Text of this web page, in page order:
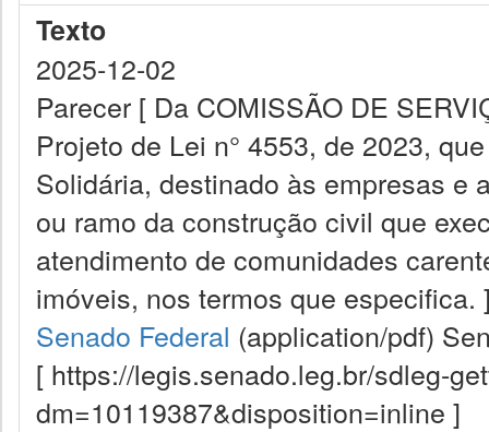
Texto
2025-12-02
Parecer [ Da COMISSÃO DE
Projeto de Lei n° 4553, de 2023,
Solidária, destinado às empresas e
ou ramo da construção civil que
atendimento de comunidades
imóveis, nos termos que especifica.
Senado Federal (application/pdf)
[ https://legis.senado.leg.br/sdleg-
dm=10119387&disposition=inline ]